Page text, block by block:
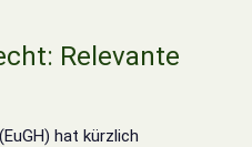
Relevante
hat kürzlich